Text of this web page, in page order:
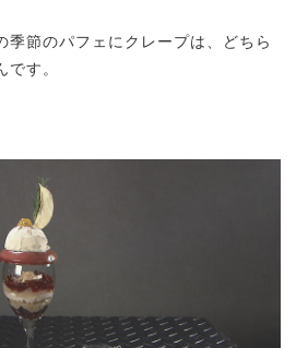
季節のパフェにクレープは、どちら
す。